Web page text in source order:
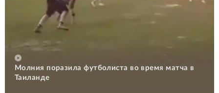
Молния поразила футболиста во время матча в
Таиланде